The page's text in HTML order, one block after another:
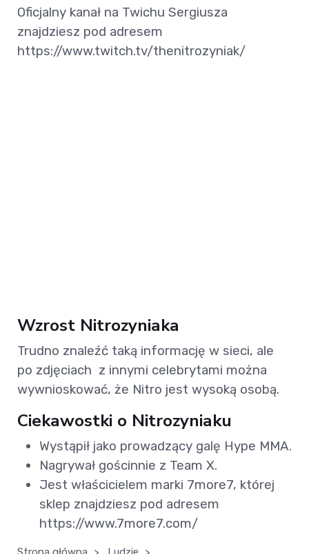
Oficjalny kanał na Twichu Sergiusza
znajdziesz pod adresem
https://www.twitch.tv/thenitrozyniak/
Wzrost Nitrozyniaka
Trudno znaleźć taką informację w sieci, ale
po zdjęciach z innymi celebrytami można
wywnioskować, że Nitro jest wysoką osobą.
Ciekawostki o Nitrozyniaku
Wystąpił jako prowadzący galę Hype MMA.
Nagrywał gościnnie z Team X.
Jest właścicielem marki 7more7, której
sklep znajdziesz pod adresem
https://www.7more7.com/